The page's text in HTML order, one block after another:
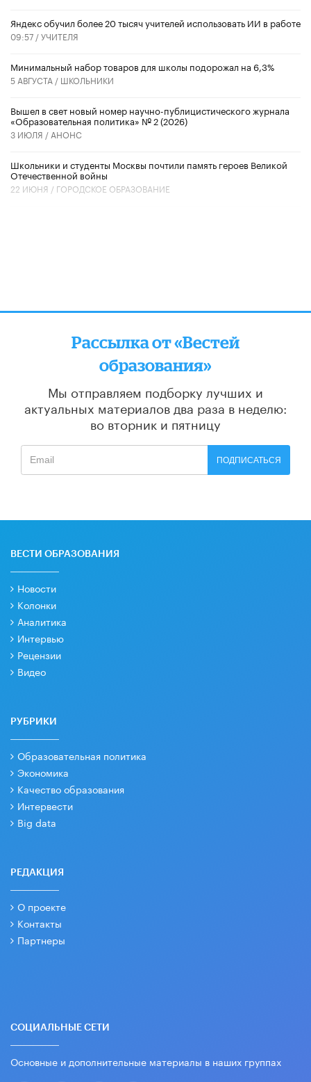
​Яндекс обучил более 20 тысяч учителей использовать ИИ в работе
09:57 /УЧИТЕЛЯ
Минимальный набор товаров для школы подорожал на 6,3%
5 АВГУСТА / ШКОЛЬНИКИ
Вышел в свет новый номер научно-публицистического журнала
«Образовательная политика» № 2 (2026)
3 ИЮЛЯ / АНОНС
Школьники и студенты Москвы почтили память героев Великой
Отечественной войны
22 ИЮНЯ / ГОРОДСКОЕ ОБРАЗОВАНИЕ
Рассылка от «Вестей
образования»
Мы отправляем подборку лучших и
актуальных материалов два раза в неделю:
во вторник и пятницу
ПОДПИСАТЬСЯ
ВЕСТИ ОБРАЗОВАНИЯ
Новости
Колонки
Аналитика
Интервью
Рецензии
Видео
РУБРИКИ
Образовательная политика
Экономика
Качество образования
Интервести
Big data
РЕДАКЦИЯ
О проекте
Контакты
Партнеры
СОЦИАЛЬНЫЕ СЕТИ
Основные и дополнительные материалы в наших группах